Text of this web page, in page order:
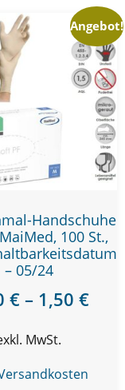
Angebot!
Handschuhe
100 St.,
– 05/24
€– 1,50 €
MwSt.